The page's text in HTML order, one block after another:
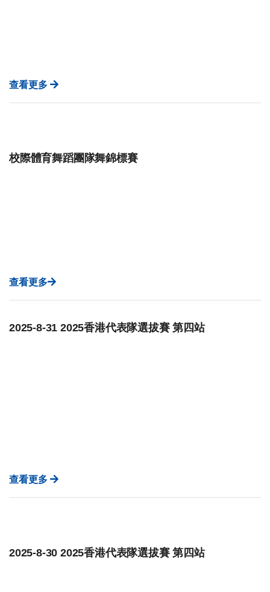
查看更多
校際體育舞蹈團隊舞錦標賽
查看更多
2025-8-31 2025香港代表隊選拔賽 第四站
查看更多
2025-8-30 2025香港代表隊選拔賽 第四站